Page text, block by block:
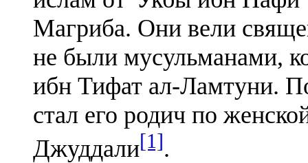
Магриба. Они вели
не были мусульманами,
ибн Тифат ал-Ламтуни.
стал его родич по
Джуддали[1].